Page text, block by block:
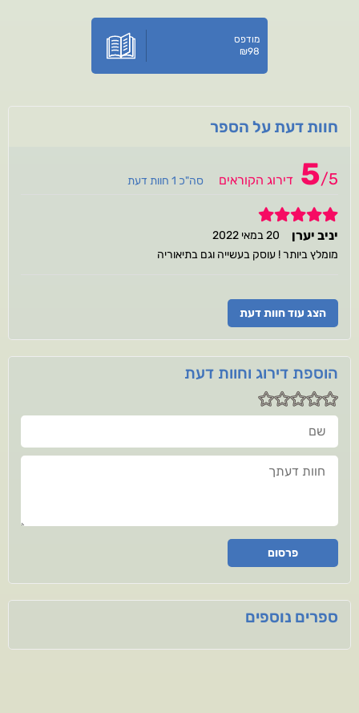
מודפס
₪98
חוות דעת על הספר
5/5 דירוג הקוראים סה"כ 1 חוות דעת
5
יניב יערן
20 במאי 2022
מומלץ ביותר ! עוסק בעשייה וגם בתיאוריה
הצג עוד חוות דעת
הוספת דירוג וחוות דעת
שם
חוות דעתך
פרסום
ספרים נוספים